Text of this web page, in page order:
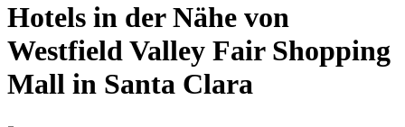
Hotels in der Nähe von
Westfield Valley Fair Shopping
Mall in Santa Clara